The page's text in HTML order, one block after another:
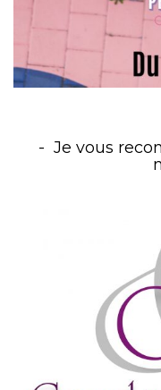
Je vous